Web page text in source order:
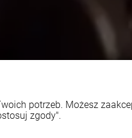
potrzeb. Możesz
zgody".